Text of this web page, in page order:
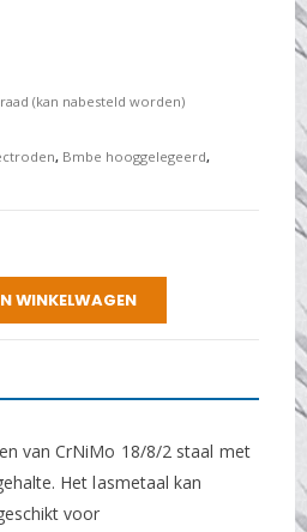
(kan nabesteld worden)
, Bmbe hooggelegeerd,
WINKELWAGEN
van CrNiMo 18/8/2 staal met
Het lasmetaal kan
voor